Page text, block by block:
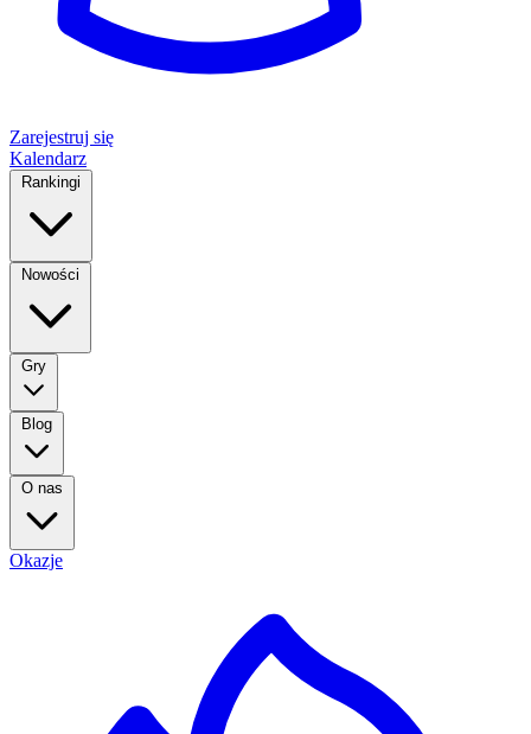
Zarejestruj się
Kalendarz
Rankingi
Nowości
Gry
Blog
O nas
Okazje